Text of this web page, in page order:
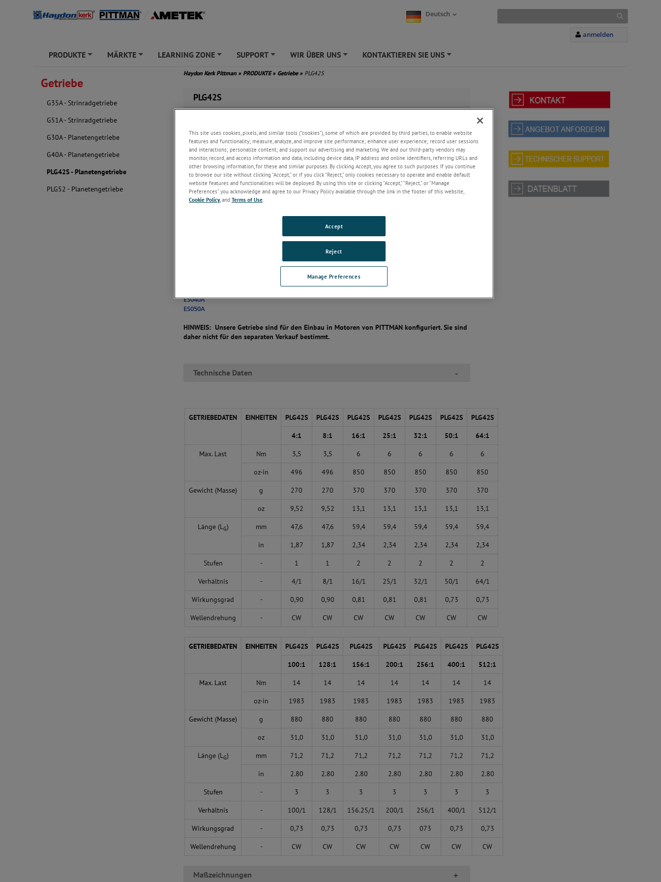
Deutsch
anmelden
PRODUKTE MÄRKTE LEARNING ZONE SUPPORT WIR ÜBER UNS KONTAKTIEREN SIE UNS
Getriebe
G35A - Strinradgetriebe
G51A - Strinradgetriebe
G30A - Planetengetriebe
G40A - Planetengetriebe
PLG42S - Planetengetriebe
PLG52 - Planetengetriebe
Haydon Kerk Pittman » PRODUKTE» Getriebe » PLG42S
PLG42S
sich für Servoanwendungen bei denen Gleichstrom-Bürsten- bzw.
bürstenlose Motortechnologie zum Einsatz kommt. Das PLG42S
verfügt über einen exzellenten Wirkungsgrad in einer kompakten
und industrietauglichen Ausgangskonfiguration
Merkmale:
Maximales Lastmoment bis zu 14 Nm
Stahl-Zahnräder für hohe Drehzahlkapazität
ES040A
ES050A
HINWEIS: Unsere Getriebe sind für den Einbau in Motoren von PITTMAN konfiguriert. Sie sind
daher nicht für den separaten Verkauf bestimmt.
Technische Daten -
GETRIEBEDATEN EINHEITEN PLG42S PLG42S PLG42S PLG42S PLG42S PLG42S PLG42S
4:1 8:1 16:1 25:1 32:1 50:1 64:1
Max. Last Nm 3,5 3,5 6 6 6 6 6
oz-in 496 496 850 850 850 850 850
Gewicht (Masse) g 270 270 370 370 370 370 370
oz 9,52 9,52 13,1 13,1 13,1 13,1 13,1
Länge(LG) mm 47,6 47,6 59,4 59,4 59,4 59,4 59,4
in 1,87 1,87 2,34 2,34 2,34 2,34 2,34
Stufen - 1 1 2 2 2 2 2
Verhältnis - 4/1 8/1 16/1 25/1 32/1 50/1 64/1
Wirkungsgrad - 0,90 0,90 0,81 0,81 0,81 0,73 0,73
Wellendrehung - CW CW CW CW CW CW CW
GETRIEBEDATEN EINHEITEN PLG42S PLG42S PLG42S PLG42S PLG42S PLG42S PLG42S
100:1 128:1 156:1 200:1 256:1 400:1 512:1
Max. Last Nm 14 14 14 14 14 14 14
oz-in 1983 1983 1983 1983 1983 1983 1983
Gewicht (Masse) g 880 880 880 880 880 880 880
oz 31,0 31,0 31,0 31,0 31,0 31,0 31,0
Länge (LG) mm 71,2 71,2 71,2 71,2 71,2 71,2 71,2
in 2.80 2.80 2.80 2.80 2.80 2.80 2.80
Stufen - 3 3 3 3 3 3 3
Verhältnis - 100/1 128/1 156.25/1 200/1 256/1 400/1 512/1
Wirkungsgrad - 0,73 0,73 0,73 0,73 073 0,73 0,73
Wellendrehung - CW CW CW CW CW CW CW
Maßzeichnungen +
This site uses cookies, pixels, and similar tools (“cookies”), some of which are provided by third parties, to enable website
features and functionality; measure, analyze, and improve site performance; enhance user experience; record user sessions
and interactions; personalize content; and support our advertising and marketing. We and our third-party vendors may
monitor, record, and access information and data, including device data, IP address and online identifiers, referring URLs and
other browsing information, for these and similar purposes. By clicking Accept, you agree to such purposes. If you continue
to browse our site without clicking “Accept,” or if you click “Reject,” only cookies necessary to operate and enable default
website features and functionalities will be deployed. By using this site or clicking “Accept,” “Reject,” or “Manage
Preferences” you acknowledge and agree to our Privacy Policy available through the link in the footer of this website,
Cookie Policy, and Terms of Use
Manage Preferences
Reject
Accept